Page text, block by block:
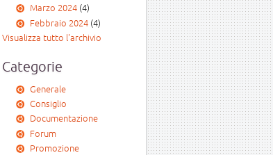
Marzo 2024(4)
Febbraio 2024(4)
Visualizza tutto l'archivio
Categorie
Generale
Consiglio
Documentazione
Forum
Promozione